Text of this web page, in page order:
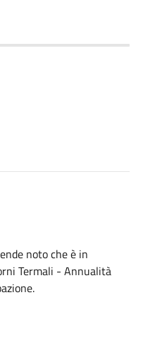
noto che è in
Termali - Annualità